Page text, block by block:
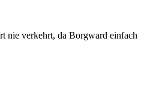
nie verkehrt, da Borgward einfach